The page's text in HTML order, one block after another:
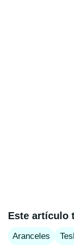
Este artículo
Aranceles